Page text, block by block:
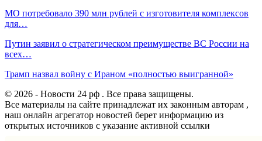
МО потребовало 390 млн рублей с изготовителя комплексов
для…
Путин заявил о стратегическом преимуществе ВС России на
всех…
Трамп назвал войну с Ираном «полностью выигранной»
© 2026 - Новости 24 рф . Все права защищены.
Все материалы на сайте принадлежат их законным авторам ,
наш онлайн агрегатор новостей берет информацию из
открытых источников с указание активной ссылки